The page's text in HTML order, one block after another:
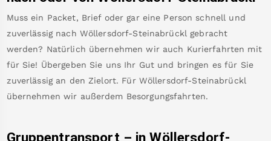
Muss ein Packet, Brief oder gar eine Person schnell und
zuverlässig nach Wöllersdorf-Steinabrückl gebracht
werden? Natürlich übernehmen wir auch Kurierfahrten mit
für Sie! Übergeben Sie uns Ihr Gut und bringen es für Sie
zuverlässig an den Zielort. Für Wöllersdorf-Steinabrückl
übernehmen wir außerdem Besorgungsfahrten.
Gruppentransport – in Wöllersdorf-